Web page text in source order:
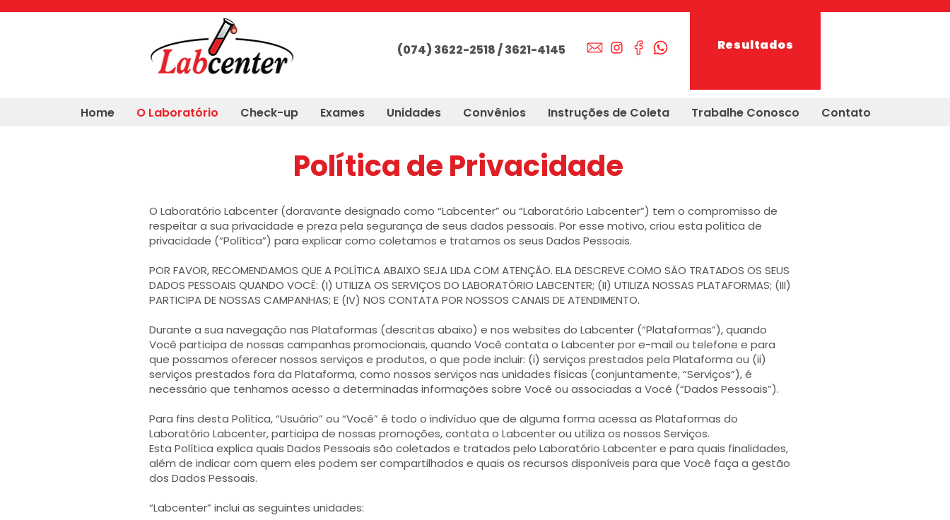
Resultados
(074) 3622-2518 / 3621-4145
Home O Laboratório Check-up Exames Unidades Convênios Instruções de Coleta Trabalhe Conosco Contato
Política de Privacidade
O Laboratório Labcenter (doravante designado como “Labcenter” ou “Laboratório Labcenter”) tem o compromisso de
respeitar a sua privacidade e preza pela segurança de seus dados pessoais. Por esse motivo, criou esta política de
privacidade (“Política”) para explicar como coletamos e tratamos os seus Dados Pessoais.
POR FAVOR, RECOMENDAMOS QUE A POLÍTICA ABAIXO SEJA LIDA COM ATENÇÃO. ELA DESCREVE COMO SÃO TRATADOS OS SEUS
DADOS PESSOAIS QUANDO VOCÊ: (I) UTILIZA OS SERVIÇOS DO LABORATÓRIO LABCENTER; (II) UTILIZA NOSSAS PLATAFORMAS; (III)
PARTICIPA DE NOSSAS CAMPANHAS; E (IV) NOS CONTATA POR NOSSOS CANAIS DE ATENDIMENTO.
Durante a sua navegação nas Plataformas (descritas abaixo) e nos websites do Labcenter (“Plataformas”), quando
Você participa de nossas campanhas promocionais, quando Você contata o Labcenter por e-mail ou telefone e para
que possamos oferecer nossos serviços e produtos, o que pode incluir: (i) serviços prestados pela Plataforma ou (ii)
serviços prestados fora da Plataforma, como nossos serviços nas unidades físicas (conjuntamente, “Serviços”), é
necessário que tenhamos acesso a determinadas informações sobre Você ou associadas a Você (“Dados Pessoais”).
Para fins desta Política, “Usuário” ou “Você” é todo o indivíduo que de alguma forma acessa as Plataformas do
Laboratório Labcenter, participa de nossas promoções, contata o Labcenter ou utiliza os nossos Serviços.
Esta Política explica quais Dados Pessoais são coletados e tratados pelo Laboratório Labcenter e para quais finalidades,
além de indicar com quem eles podem ser compartilhados e quais os recursos disponíveis para que Você faça a gestão
dos Dados Pessoais.
“Labcenter” inclui as seguintes unidades: